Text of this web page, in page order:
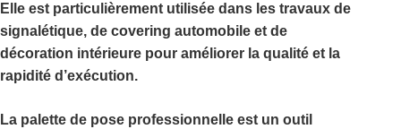
Elle est particulièrement utilisée dans les travaux de
signalétique, de covering automobile et de
décoration intérieure pour améliorer la qualité et la
rapidité d’exécution.
La palette de pose professionnelle est un outil